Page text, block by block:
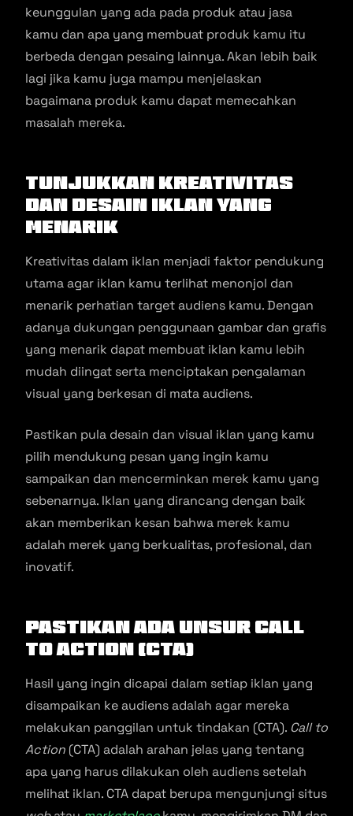
keunggulan yang ada pada produk atau jasa
kamu dan apa yang membuat produk kamu itu
berbeda dengan pesaing lainnya. Akan lebih baik
lagi jika kamu juga mampu menjelaskan
bagaimana produk kamu dapat memecahkan
masalah mereka.
Tunjukkan Kreativitas
dan Desain Iklan yang
Menarik
Kreativitas dalam iklan menjadi faktor pendukung
utama agar iklan kamu terlihat menonjol dan
menarik perhatian target audiens kamu. Dengan
adanya dukungan penggunaan gambar dan grafis
yang menarik dapat membuat iklan kamu lebih
mudah diingat serta menciptakan pengalaman
visual yang berkesan di mata audiens.
Pastikan pula desain dan visual iklan yang kamu
pilih mendukung pesan yang ingin kamu
sampaikan dan mencerminkan merek kamu yang
sebenarnya. Iklan yang dirancang dengan baik
akan memberikan kesan bahwa merek kamu
adalah merek yang berkualitas, profesional, dan
inovatif.
Pastikan Ada Unsur Call
to Action (CTA)
Hasil yang ingin dicapai dalam setiap iklan yang
disampaikan ke audiens adalah agar mereka
melakukan panggilan untuk tindakan (CTA). Call to
Action (CTA) adalah arahan jelas yang tentang
apa yang harus dilakukan oleh audiens setelah
melihat iklan. CTA dapat berupa mengunjungi situs